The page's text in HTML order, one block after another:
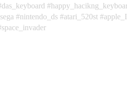
das_keyboard
sega nintendo_ds atari_520st
space_invader